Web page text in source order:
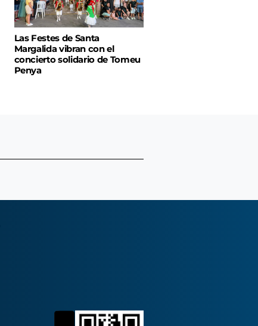
Las Festes de Santa
Margalida vibran con el
concierto solidario de Tomeu
Penya